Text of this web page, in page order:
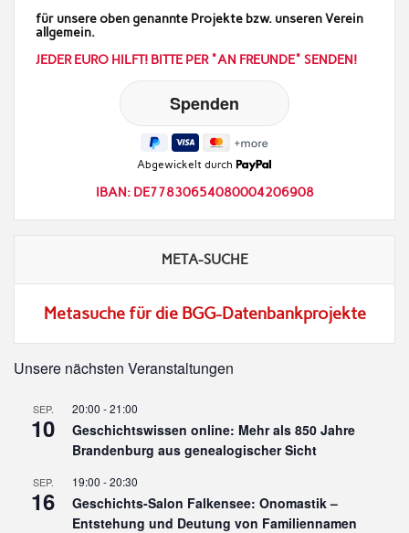
für unsere oben genannte Projekte bzw. unseren Verein
allgemein.
JEDER EURO HILFT! BITTE PER "AN FREUNDE" SENDEN!
Abgewickelt durch
IBAN: DE77830654080004206908
META-SUCHE
Metasuche für die BGG-Datenbankprojekte
Unsere nächsten Veranstaltungen
SEP.
10
20:00 -21:00
Geschichtswissen online: Mehr als 850 Jahre
Brandenburg aus genealogischer Sicht
SEP.
16
19:00 -20:30
Geschichts-Salon Falkensee: Onomastik –
Entstehung und Deutung von Familiennamen